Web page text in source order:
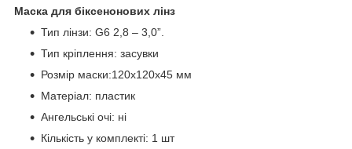
Маска для біксенонових лінз
Тип лінзи: G6 2,8 – 3,0”.
Тип кріплення: засувки
Розмір маски:120х120х45 мм
Матеріал: пластик
Ангельські очі: ні
Кількість у комплекті: 1 шт